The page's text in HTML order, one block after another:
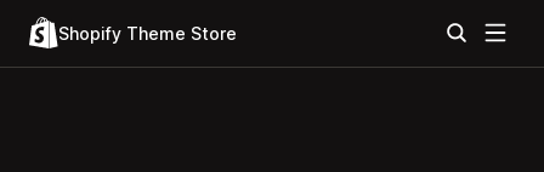
Shopify Theme Store